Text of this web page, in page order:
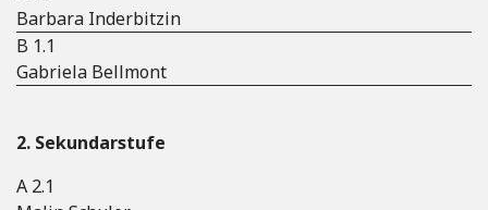
Barbara Inderbitzin
B 1.1
Gabriela Bellmont
2. Sekundarstufe
A 2.1